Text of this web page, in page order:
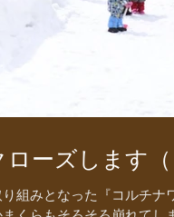
ーズします（
組みとなった『コルチナ